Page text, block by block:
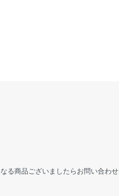
る商品ございましたらお問い合わせ